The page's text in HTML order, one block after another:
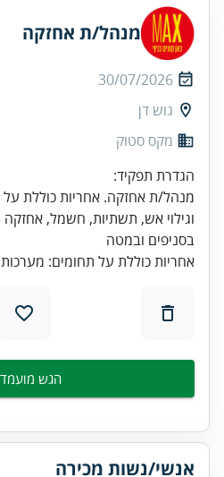
מנהל/ת אחזקה
30/07/2026
גוש דן
מקס סטוק
מנהל/ת אחזקה. אחריות כוללת על
בסניפים ובמטה
אחריות כוללת על תחומים: מערכות
הגש
אנשי/נשות מכירה